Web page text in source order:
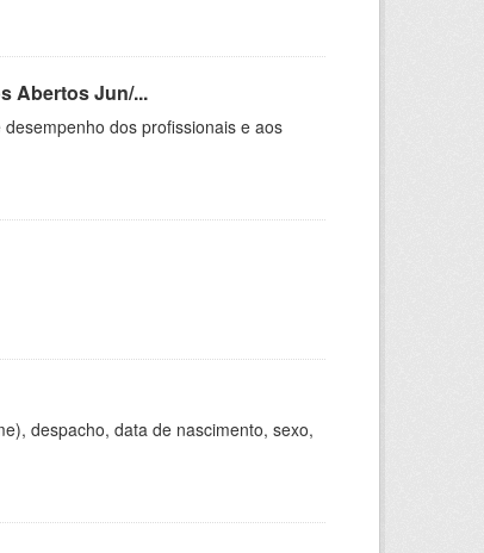
Abertos Jun/...
dos profissionais e aos
despacho, data de nascimento, sexo,